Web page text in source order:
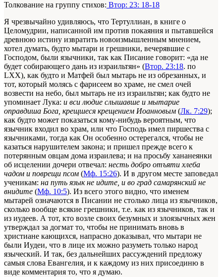
Толкование на группу стихов: Втор: 23: 18-18
Я чрезвычайно удивляюсь, что Тертуллиан, в книге о
Целомудрии, написанной им против покаяния и пытавшейся
древнюю истину извратить новоизмышленным мнением,
хотел думать, будто мытари и грешники, вечерявшие с
Господом, были язычники, так как Писание говорит: «да не
будет собирающего дань из израильтян» (Втор. 23:18. по
LXX), как будто и Матфей был мытарь не из обрезанных, и
тот, который молясь с фарисеем во храме, не смел очей
возвести на небо, был мытарь не из израильтян; как будто не
упоминает Лука: и вси людие слышавше и мытарие
оправдиша Бога, крещшеся крещением Иоанновым (Лк. 7:29);
как будто может показаться кому-нибудь вероятным, что
язычник входил во храм, или что Господь имел пиршества с
язычниками, тогда как Он особенно остерегался, чтобы не
казаться нарушителем закона; и пришел прежде всего к
потерянным овцам дома израилева; и на просьбу хананеянки
об исцелении дочери отвечал: несть добро отъяти хлеба
чадом и поврещи псом (Мф. 15:26). И в другом месте заповедал
ученикам: на путь язык не идите, и во град самарянский не
внидите (Мф. 10:5). Из всего этого видно, что именем
мытарей означаются в Писании не столько лица из язычников,
сколько вообще всякие грешники, т.е. как из язычников, так и
из иудеев. А тот, кто возле своих безумных и злоязычных жен
утверждал за догмат то, чтобы не принимать вновь в
христиане кающихся, напрасно доказывал, что мытари не
были Иудеи, что в лице их можно разуметь только народ
языческий. И так, без дальнейших рассуждений предложу
самыя слова Евангелия, и к каждому из них присоединю в
виде комментария то, что я думаю.